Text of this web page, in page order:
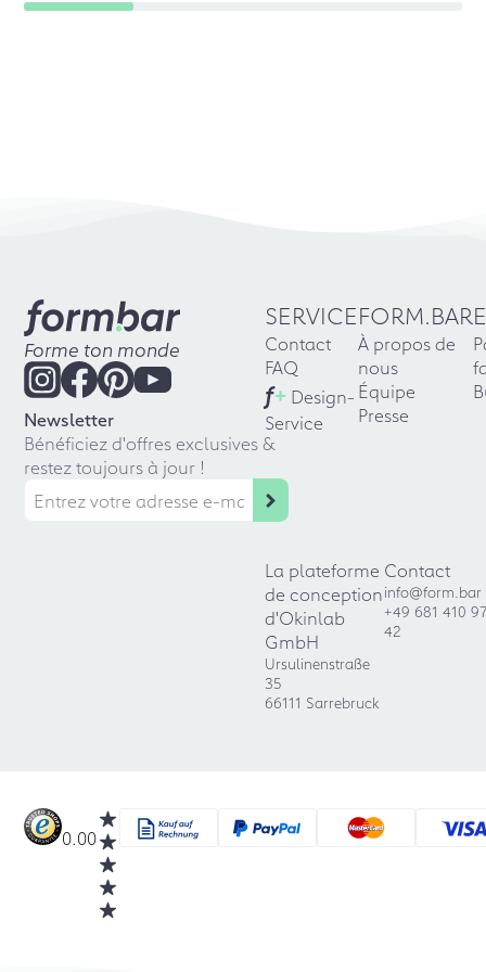
Forme ton monde
Newsletter
Bénéficiez d'offres exclusives &
restez toujours à jour !
SERVICE
Contact
FAQ
f+ Design-
Service
FORM.BAR
À propos de
nous
Équipe
Presse
La plateforme
de conception
d'Okinlab
GmbH
Ursulinenstraße
35
66111 Sarrebruck
Contact
info@form.bar
+49 681 410
42
0.00